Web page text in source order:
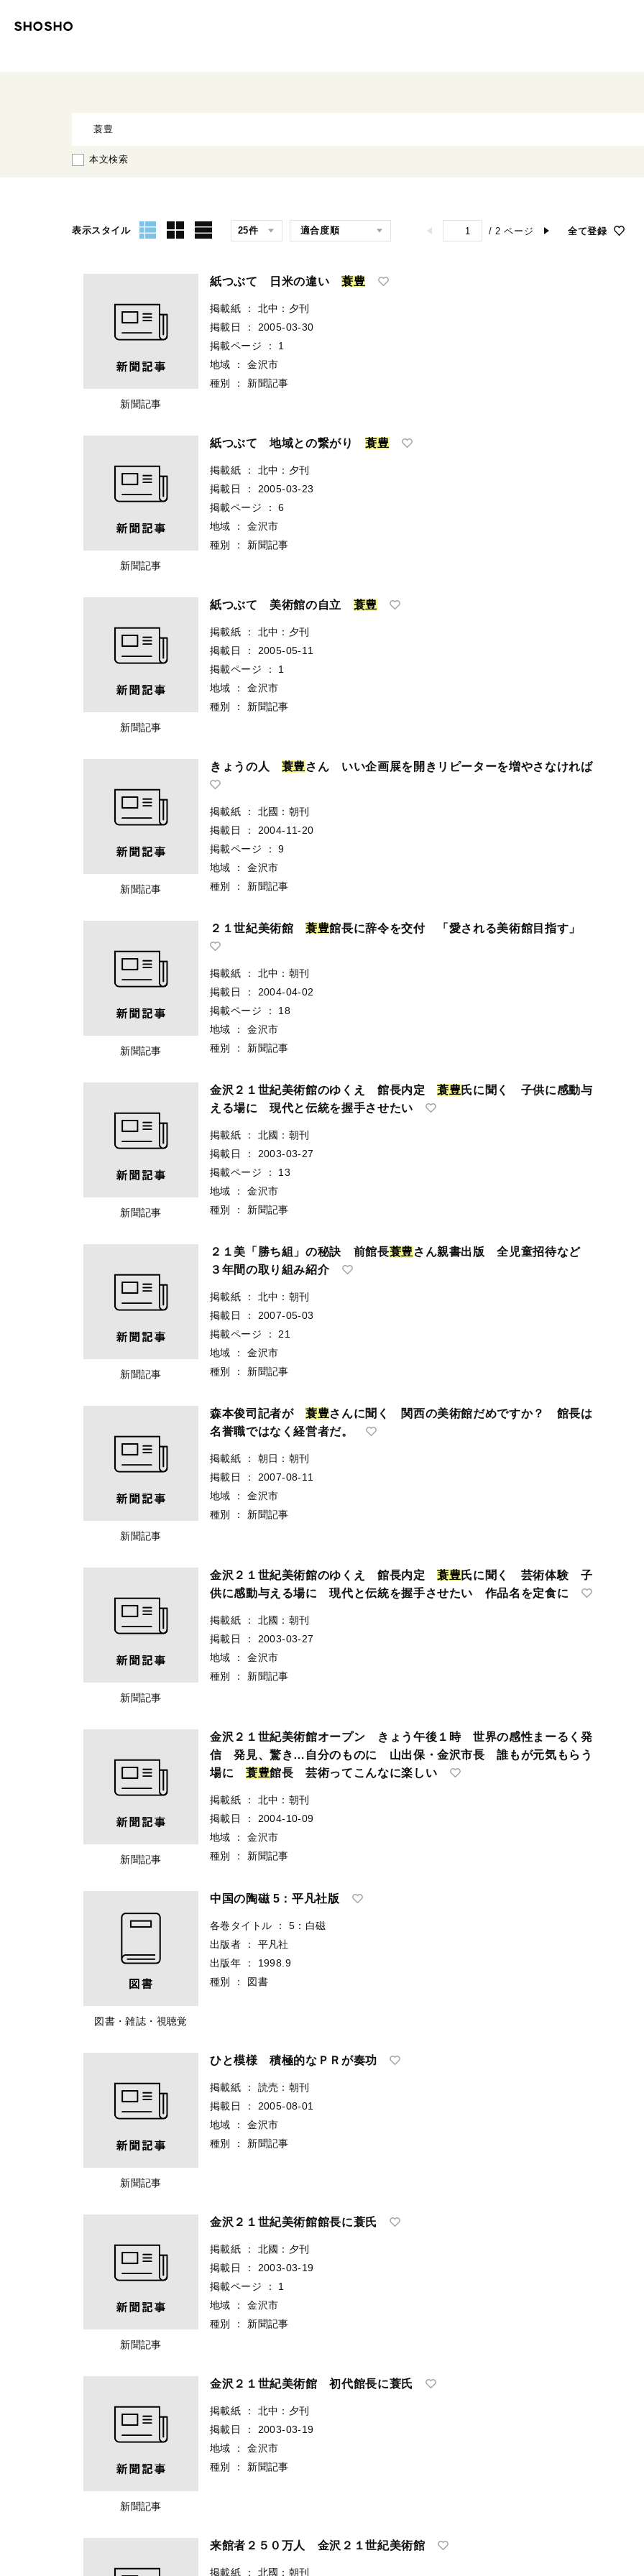
本文検索
表示スタイル / 2 ページ 全て登録
新聞記事
紙つぶて 日米の違い蓑豊
掲載紙 ：
北中：夕刊
掲載日
：
2005-03-30
掲載ページ
：
1
地域
：
金沢市
種別
： 新聞記事
新聞記事
紙つぶて 地域との繋がり蓑豊
掲載紙 ：
北中：夕刊
掲載日
：
2005-03-23
掲載ページ
：
6
地域
：
金沢市
種別
： 新聞記事
新聞記事
紙つぶて 美術館の自立 蓑豊
掲載紙 ：
北中：夕刊
掲載日
：
2005-05-11
掲載ページ
：
1
地域
：
金沢市
種別
： 新聞記事
新聞記事
きょうの人 蓑豊 さん いい企画展を開きリピーターを増やさなければ
掲載紙 ：
北國：朝刊
掲載日
：
2004-11-20
掲載ページ
：
9
地域
：
金沢市
種別
： 新聞記事
新聞記事
２１世紀美術館蓑豊館長に辞令を交付 「愛される美術館目指す」
掲載紙 ：
北中：朝刊
掲載日
：
2004-04-02
掲載ページ
：
18
地域
：
金沢市
種別
： 新聞記事
新聞記事
金沢２１世紀美術館のゆくえ 館長内定蓑豊 氏に聞く 子供に感動与
える場に 現代と伝統を握手させたい
掲載紙 ：
北國：朝刊
掲載日
：
2003-03-27
掲載ページ
：
13
地域
：
金沢市
種別
： 新聞記事
新聞記事
２１美「勝ち組」の秘訣 前館長蓑豊 さん親書出版 全児童招待など
３年間の取り組み紹介
掲載紙 ：
北中：朝刊
掲載日
：
2007-05-03
掲載ページ
：
21
地域
：
金沢市
種別
： 新聞記事
新聞記事
森本俊司記者が蓑豊さんに聞く 関西の美術館だめですか？ 館長は
名誉職ではなく経営者だ。
掲載紙 ：
朝日：朝刊
掲載日
：
2007-08-11
地域
：
金沢市
種別
： 新聞記事
新聞記事
金沢２１世紀美術館のゆくえ 館長内定蓑豊 氏に聞く 芸術体験 子
供に感動与える場に 現代と伝統を握手させたい 作品名を定食に
掲載紙 ：
北國：朝刊
掲載日
：
2003-03-27
地域
：
金沢市
種別
： 新聞記事
新聞記事
金沢２１世紀美術館オープン きょう午後１時 世界の感性まーるく発
信 発見、驚き…自分のものに 山出保・金沢市長 誰もが元気もらう
場に 蓑豊館長 芸術ってこんなに楽しい
掲載紙 ：
北中：朝刊
掲載日
：
2004-10-09
地域
：
金沢市
種別
： 新聞記事
図書・雑誌・視聴覚
中国の陶磁 5：平凡社版
各巻タイトル ：
5：白磁
出版者
：
平凡社
出版年
：
1998.9
種別
： 図書
新聞記事
ひと模様 積極的なＰＲが奏功
掲載紙 ：
読売：朝刊
掲載日
：
2005-08-01
地域
：
金沢市
種別
： 新聞記事
新聞記事
金沢２１世紀美術館館長に蓑氏
掲載紙 ：
北國：夕刊
掲載日
：
2003-03-19
掲載ページ
：
1
地域
：
金沢市
種別
： 新聞記事
新聞記事
金沢２１世紀美術館 初代館長に蓑氏
掲載紙 ：
北中：夕刊
掲載日
：
2003-03-19
地域
：
金沢市
種別
： 新聞記事
来館者２５０万人 金沢２１世紀美術館
掲載紙 ： 北國：朝刊